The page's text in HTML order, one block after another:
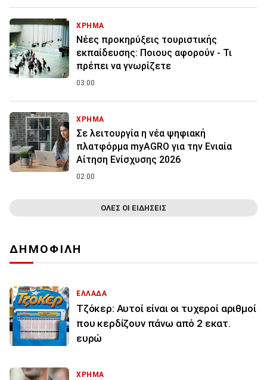
ΧΡΗΜΑ
Νέες προκηρύξεις τουριστικής
εκπαίδευσης: Ποιους αφορούν - Τι
πρέπει να γνωρίζετε
03:00
ΧΡΗΜΑ
Σε λειτουργία η νέα ψηφιακή
πλατφόρμα myAGRO για την Ενιαία
Αίτηση Ενίσχυσης 2026
02:00
ΟΛΕΣ ΟΙ ΕΙΔΗΣΕΙΣ
ΔΗΜΟΦΙΛΗ
ΕΛΛΑΔΑ
Τζόκερ: Αυτοί είναι οι τυχεροί αριθμοί
που κερδίζουν πάνω από 2 εκατ.
ευρώ
ΧΡΗΜΑ